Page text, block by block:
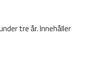
tre år. Innehåller